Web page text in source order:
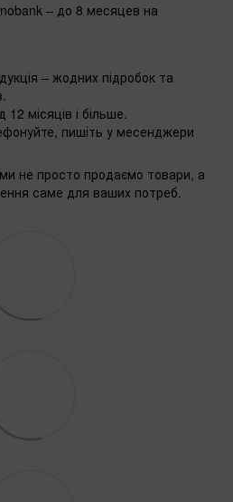
– до 8 месяцев на
– жодних підробок та
12 місяців і більше.
пишіть у месенджери
не просто продаємо товари, а
саме для ваших потреб.